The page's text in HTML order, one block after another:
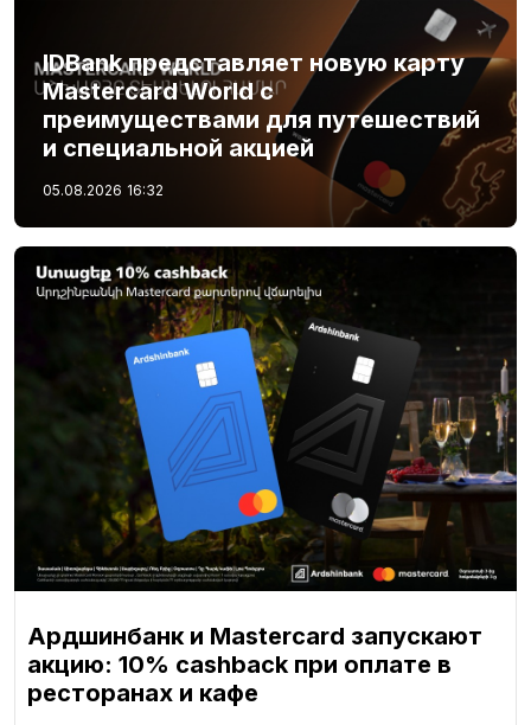
IDBank представляет новую карту
Mastercard World с
преимуществами для путешествий
и специальной акцией
05.08.2026 16:32
Ардшинбанк и Mastercard запускают
акцию: 10% cashback при оплате в
ресторанах и кафе